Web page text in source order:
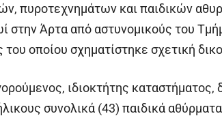
πυροτεχνημάτων και παιδικών
στην Άρτα από αστυνομικούς του
οποίου σχηματίστηκε σχετική
ιδιοκτήτης καταστήματος,
συνολικά (43) παιδικά